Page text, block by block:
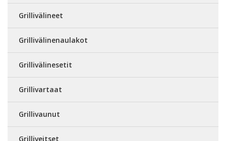
Grillivälineet
Grillivälinenaulakot
Grillivälinesetit
Grillivartaat
Grillivaunut
Grilliveitset